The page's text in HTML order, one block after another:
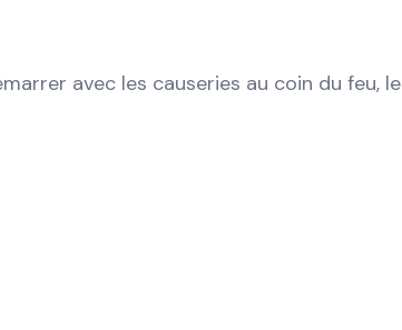
avec les causeries au coin du feu, le